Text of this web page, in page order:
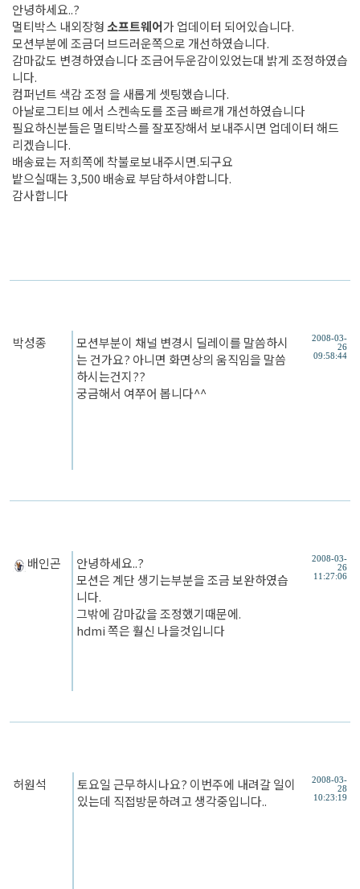
안녕하세요..?
멀티박스 내외장형소프트웨어가 업데이터 되어있습니다.
모션부분에 조금더 브드러운쪽으로 개선하였습니다.
감마값도 변경하였습니다 조금어두운감이있었는대 밝게 조정하였습
니다.
컴퍼넌트 색감 조정 을 새롭게 셋팅했습니다.
아날로그티브 에서 스켄속도를 조금 빠르개 개선하였습니다
필요하신분들은 멀티박스를 잘포장해서 보내주시면 업데이터 해드
리겠습니다.
배송료는 저희쪽에 착불로보내주시면.되구요
밭으실때는 3,500 배송료 부담하셔야합니다.
감사합니다
박성종
모션부분이 채널 변경시 딜레이를 말씀하시
는 건가요? 아니면 화면상의 움직임을 말씀
하시는건지??
궁금해서 여쭈어 봅니다^^
2008-03-
26
09:58:44
배인곤
안녕하세요..?
모션은 계단 생기는부분을 조금 보완하였습
니다.
그밖에 감마값을 조정했기때문에.
hdmi 쪽은 훨신 나을것입니다
2008-03-
26
11:27:06
허원석
토요일 근무하시나요? 이번주에 내려갈 일이
있는데 직접방문하려고 생각중입니다..
2008-03-
28
10:23:19